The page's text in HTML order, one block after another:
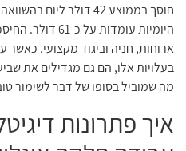
חוסך בממוצע 42 דולר
היומיות עומדות
ארוחות, חניה וביגוד מקצועי.
בעלויות אלו, הם גם מגדילים את
מה שמוביל בסופו של דבר לשימור
איך פתרונות